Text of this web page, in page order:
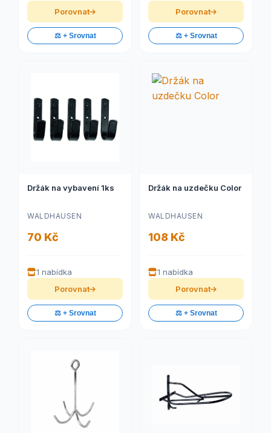
Porovnat
⚖️ + Srovnat
Porovnat
⚖️ + Srovnat
Držák na vybavení 1ks
WALDHAUSEN
70 Kč
1 nabídka
Porovnat
⚖️ + Srovnat
Držák na uzdečku Color
WALDHAUSEN
108 Kč
1 nabídka
Porovnat
⚖️ + Srovnat